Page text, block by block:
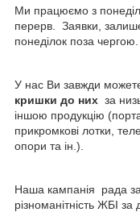
Ми працюємо з
перерв. Заявки,
понеділок поза чергою.
У нас Ви завжди
кришки до них за
іншою продукцію
прикромкові лотки,
опори та ін.).
Наша кампанія рада
різноманітність ЖБІ